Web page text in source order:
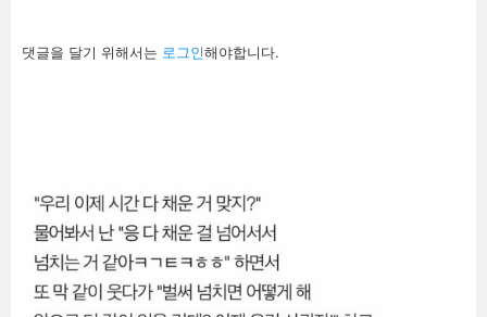
답
글
댓글을 달기 위해서는 로그인해야합니다.